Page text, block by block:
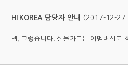
HI KOREA 담당자 안내 (2017-12-27
넵, 그렇습니다. 실물카드는 이멤버십도